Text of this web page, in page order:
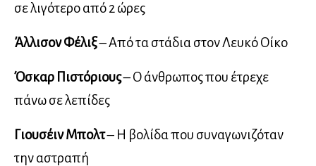
σε λιγότερο από 2 ώρες
Άλλισον Φέλιξ– Από τα στάδια στον Λευκό Οίκο
Όσκαρ Πιστόριους– Ο άνθρωπος που έτρεχε
πάνω σε λεπίδες
Γιουσέιν Μπολτ– Η βολίδα που συναγωνιζόταν
την αστραπή